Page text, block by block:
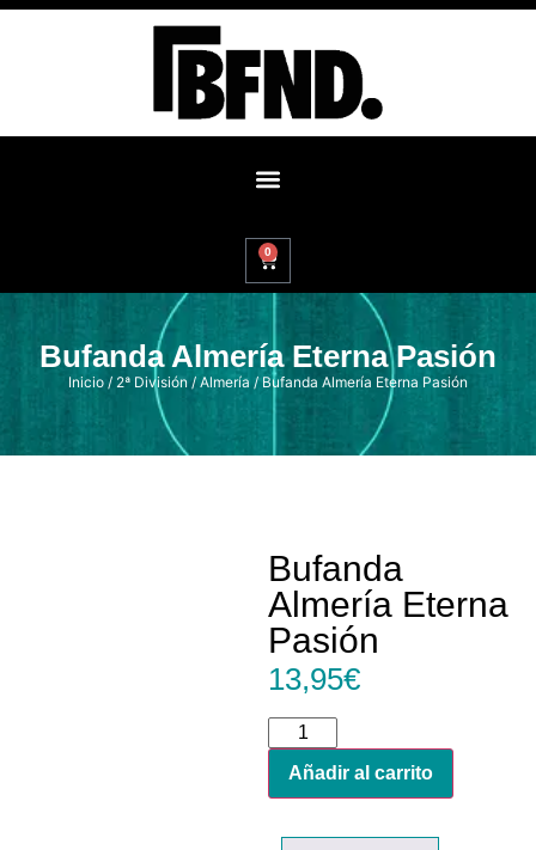
0
Bufanda Almería Eterna Pasión
Inicio / 2ª División/Almería / Bufanda Almería Eterna Pasión
Bufanda
Almería Eterna
Pasión
13,95€
Añadir al carrito